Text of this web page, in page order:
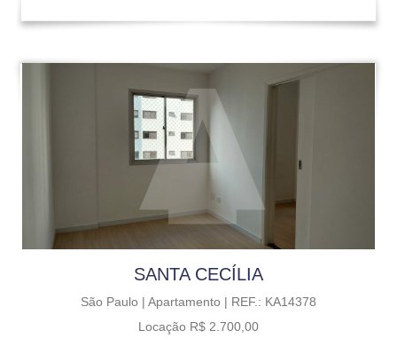
SANTA CECÍLIA
São Paulo | Apartamento | REF.: KA14378
Locação R$ 2.700,00